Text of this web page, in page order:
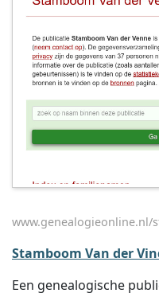
www.genealogieonline.nl/
Stamboom Van der
Een genealogische